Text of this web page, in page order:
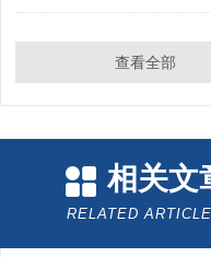
查看全部
相关文
RELATED